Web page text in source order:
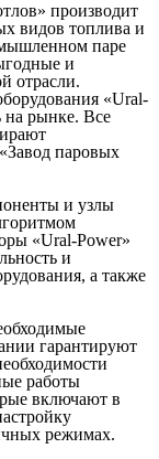
производит
видов топлива и
паре
и
отрасли.
«Ural-
на рынке. Все
паровых
и узлы
«Ural-Power»
и
а также
гарантируют
работы
включают в
режимах.